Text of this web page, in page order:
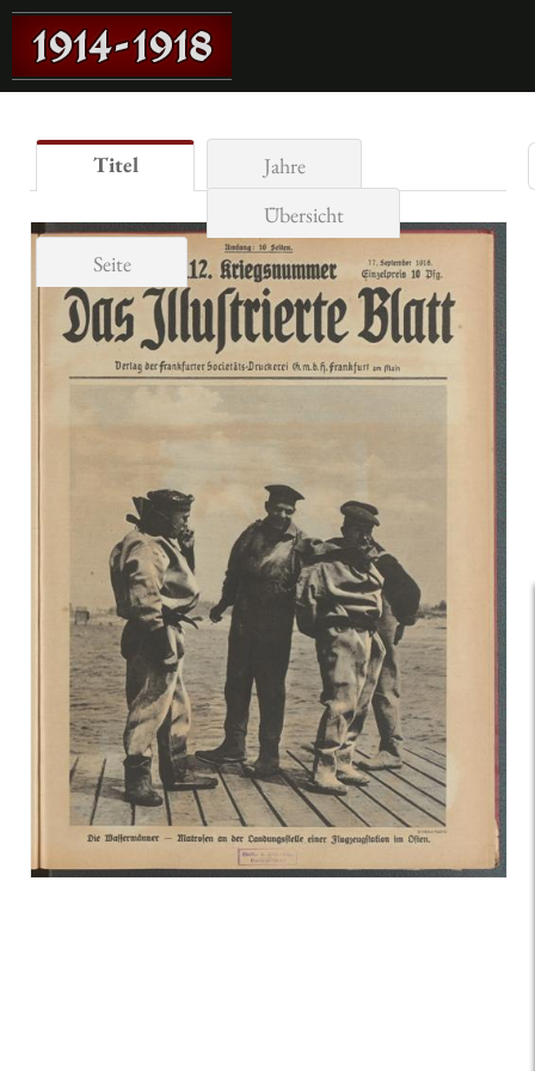
Titel
Jahre
Übersicht
Seite